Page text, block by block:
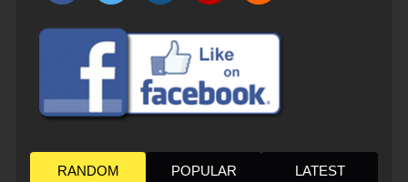
RANDOM POPULAR LATEST